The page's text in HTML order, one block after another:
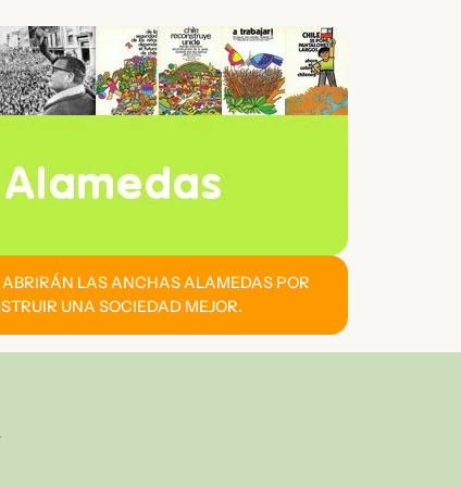
LAS ANCHAS ALAMEDAS POR
UNA SOCIEDAD MEJOR.